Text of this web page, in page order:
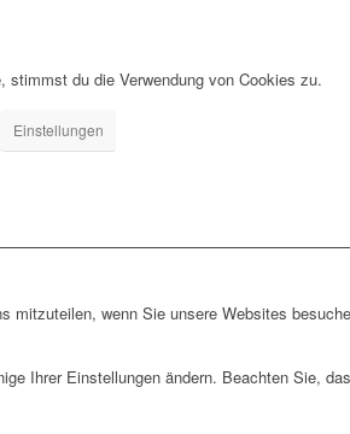
du die Verwendung von Cookies zu.
Einstellungen
wenn Sie unsere Websites
Ihrer Einstellungen ändern. Beachten Sie,